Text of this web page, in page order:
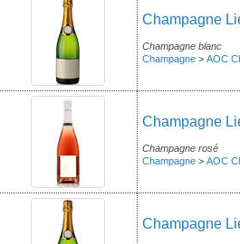
Champagne
Champagne blanc
Champagne > AOC
Champagne
Champagne rosé
Champagne > AOC
Champagne